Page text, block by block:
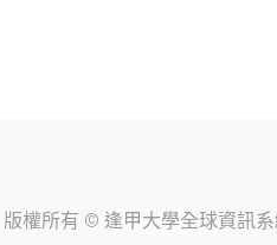
版權所有 © 逢甲大學全球資訊